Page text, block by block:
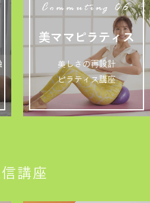
Commuting 06
美ママピラティス
美しさの再設計
ピラティス講座
講座